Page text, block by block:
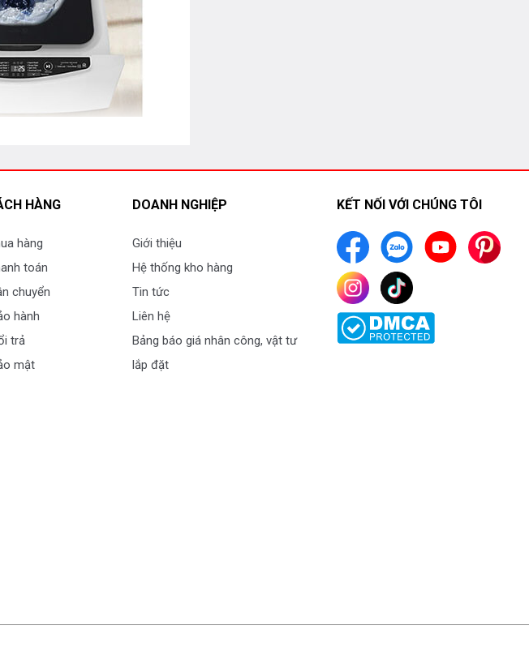
Trung Quốc.
HÀNG
hàng
toán
chuyển
hành
trả
mật
DOANH NGHIỆP
Giới thiệu
Hệ thống kho hàng
Tin tức
Liên hệ
Bảng báo giá nhân công, vật tư
lắp đặt
KẾT NỐI VỚI CHÚNG TÔI